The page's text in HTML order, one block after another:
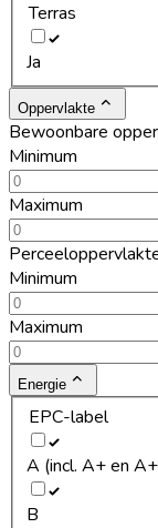
Terras
Ja
Oppervlakte
Bewoonbare
Minimum
Maximum
Minimum
Maximum
Energie
EPC-label
A (incl. A+ en
B